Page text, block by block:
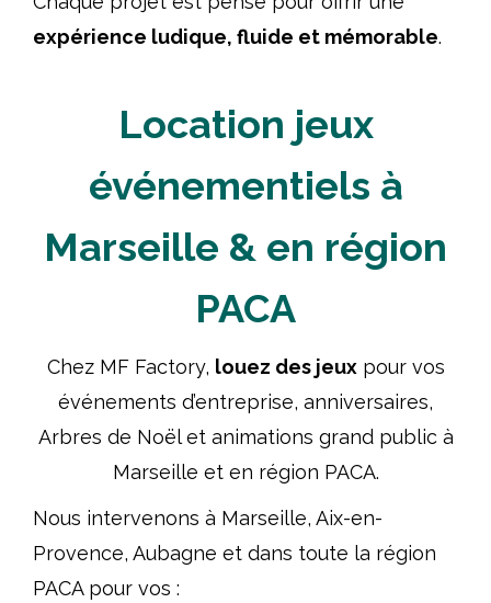
expérience ludique, fluide et mémorable.
Location jeux
événementiels à
Marseille & en région
PACA
Chez MF Factory, louez des jeuxpour vos
événements d’entreprise, anniversaires,
Arbres de Noël et animations grand public à
Marseille et en région PACA.
Nous intervenons à Marseille, Aix-en-
Provence, Aubagne et dans toute la région
PACA pour vos :